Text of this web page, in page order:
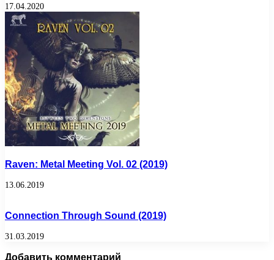
17.04.2020
Raven: Metal Meeting Vol. 02 (2019)
13.06.2019
Connection Through Sound (2019)
31.03.2019
Добавить комментарий